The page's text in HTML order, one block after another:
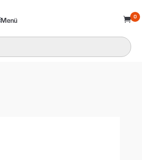
Menü  0